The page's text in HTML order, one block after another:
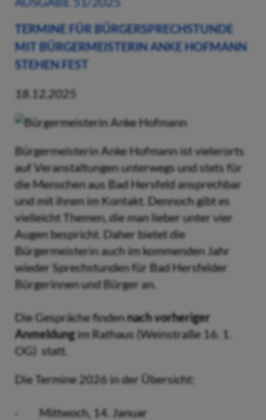
TERMINE FÜR BÜRGERSPRECHSTUNDE
MIT BÜRGERMEISTERIN ANKE HOFMANN
STEHEN FEST
18.12.2025
Bürgermeisterin Anke Hofmann ist vielerorts
auf Veranstaltungen unterwegs und stets für
die Menschen aus Bad Hersfeld ansprechbar
und mit ihnen im Kontakt. Dennoch gibt es
vielleicht Themen, die man lieber unter vier
Augen bespricht. Daher bietet die
Bürgermeisterin auch im kommenden Jahr
wieder Sprechstunden für Bad Hersfelder
Bürgerinnen und Bürger an.
Die Gespräche findennach vorheriger
Anmeldungim Rathaus (Weinstraße 16. 1.
OG) statt.
Die Termine 2026 in der Übersicht:
· Mittwoch, 14. Januar